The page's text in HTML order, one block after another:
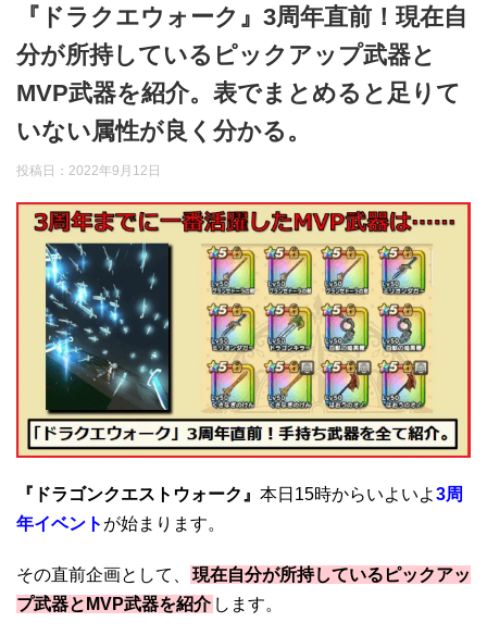
『ドラクエウォーク』3周年直前！現在自
分が所持しているピックアップ武器と
MVP武器を紹介。表でまとめると足りて
いない属性が良く分かる。
投稿日： 2022年9月12日
『ドラゴンクエストウォーク』 本日15時からいよいよ3周
年イベント が始まります。
その直前企画として、
現在自分が所持しているピックアッ
プ武器とMVP武器を紹介 します。